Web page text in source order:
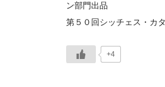
ン部門出品
第５０回シッチェス・カ
+4